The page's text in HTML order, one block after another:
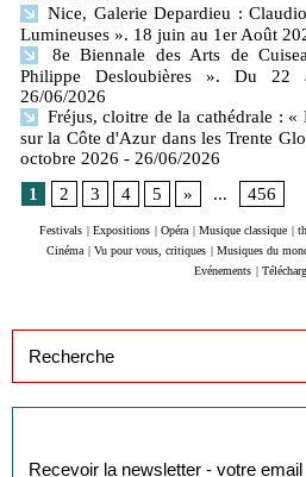
Nice, Galerie Depardieu :
Lumineuses ». 18 juin au 1er Août
8e Biennale des Arts de
Philippe Desloubières ». Du 22
26/06/2026
Fréjus, cloitre de la cathédrale : «
sur la Côte d'Azur dans les Trente
octobre 2026 - 26/06/2026
1
2 3 4 5 » ... 456
Festivals Expositions Opéra Musique classique
Cinéma
Vu pour vous, critiques Musiques du
Evénements